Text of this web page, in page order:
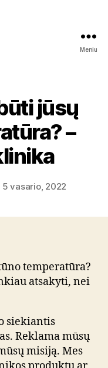
Meniu
jūsų
–
5 vasario, 2022
temperatūra?
atsakyti, nei
siekiantis
Reklama mūsų
misiją. Mes